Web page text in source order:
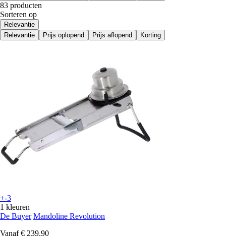
83 producten
Sorteren op
Relevantie
Relevantie
Prijs oplopend Prijs aflopend Korting
+-3
1 kleuren
De Buyer Mandoline Revolution
Vanaf € 239,90